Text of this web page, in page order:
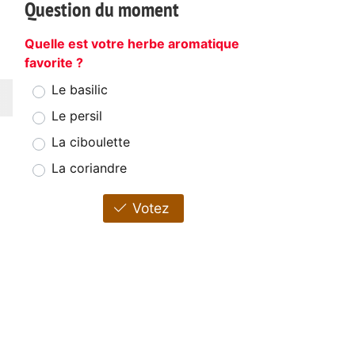
Question du moment
Quelle est votre herbe aromatique
favorite ?
Le basilic
Le persil
La ciboulette
La coriandre
Votez